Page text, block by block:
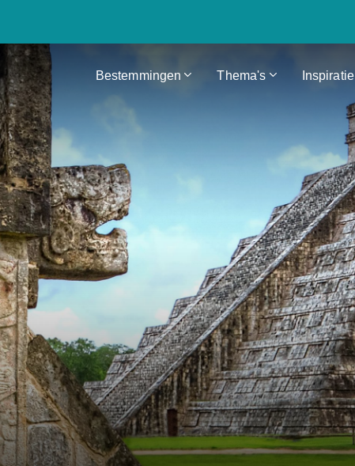
Bestemmingen Thema's Inspiratie